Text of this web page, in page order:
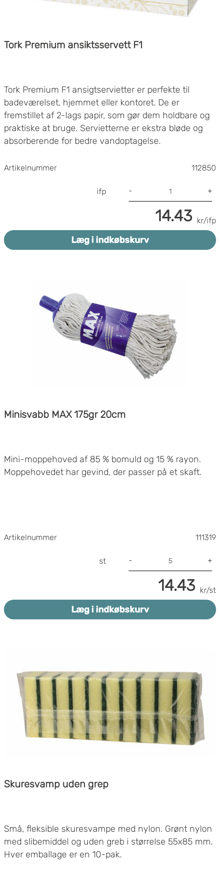
Tork Premium ansiktsservett F1
Tork Premium F1 ansigtservietter er perfekte til
badeværelset, hjemmet eller kontoret. De er
fremstillet af 2-lags papir, som gør dem holdbare og
praktiske at bruge. Servietterne er ekstra bløde og
absorberende for bedre vandoptagelse.
- Ekstra blød oplevelse for maksimal komfort
- Længde: 208 mm
- Farve: Hvid
Artikelnummer 112850
ifp - +
14.43 kr/ifp
Læg i indkøbskurv
Minisvabb MAX 175gr 20cm
Mini-moppehoved af 85 % bomuld og 15 % rayon.
Moppehovedet har gevind, der passer på et skaft.
Artikelnummer 111319
st - +
14.43 kr/st
Læg i indkøbskurv
Skuresvamp uden grep
Små, fleksible skuresvampe med nylon. Grønt nylon
med slibemiddel og uden greb i størrelse 55x85 mm.
Hver emballage er en 10-pak.